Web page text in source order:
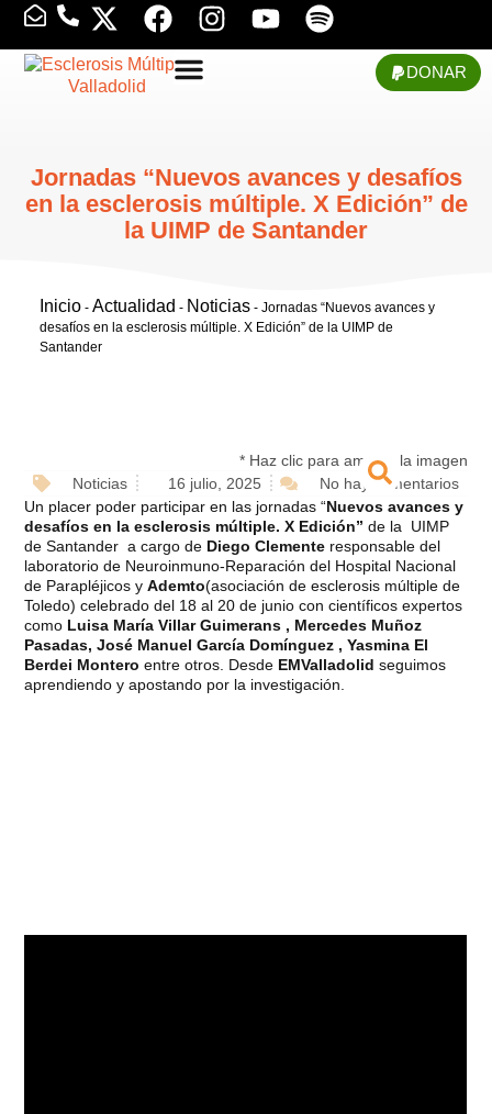
DONAR
Jornadas “Nuevos avances y desafíos
en la esclerosis múltiple. X Edición” de
la UIMP de Santander
Inicio- Actualidad - Noticias- Jornadas “Nuevos avances y
desafíos en la esclerosis múltiple. X Edición” de la UIMP de
Santander
* Haz clic para ampliar la imagen
Noticias
16 julio, 2025
No hay comentarios
Un placer poder participar en las jornadas “Nuevos avances y
desafíos en la esclerosis múltiple. X Edición” de la UIMP
de Santander a cargo de Diego Clemente responsable del
laboratorio de Neuroinmuno-Reparación del Hospital Nacional
de Parapléjicos yAdemto(asociación de esclerosis múltiple de
Toledo) celebrado del 18 al 20 de junio con científicos expertos
como Luisa María Villar Guimerans , Mercedes Muñoz
Pasadas, José Manuel García Domínguez , Yasmina El
Berdei Montero entre otros. Desde EMValladolid seguimos
aprendiendo y apostando por la investigación.